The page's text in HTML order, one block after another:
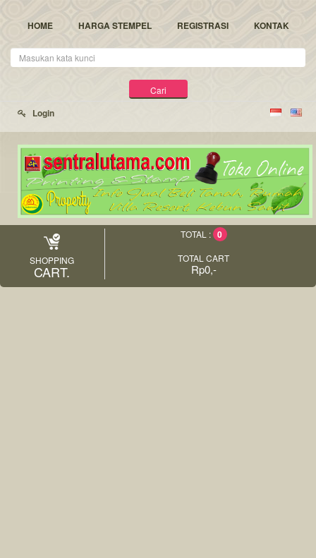
HOME HARGA STEMPEL REGISTRASI KONTAK
Kunci
Cari
Login
SHOPPING
CART.
TOTAL : 0
TOTAL CART
Rp0,-